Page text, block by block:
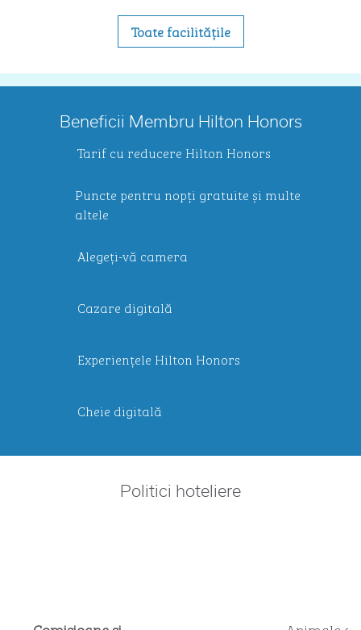
Toate facilitățile
Beneficii Membru Hilton Honors
Tarif cu reducere Hilton Honors
Puncte pentru nopți gratuite și multe
altele
Alegeți-vă camera
Cazare digitală
Experiențele Hilton Honors
Cheie digitală
Politici hoteliere